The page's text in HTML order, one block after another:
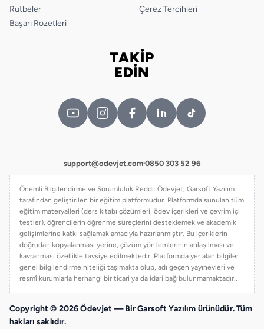
Rütbeler
Başarı Rozetleri
Çerez Tercihleri
TAKİP
EDİN
support@odevjet.com·0850 303 52 96
Önemli Bilgilendirme ve Sorumluluk Reddi: Ödevjet, Garsoft Yazılım
tarafından geliştirilen bir eğitim platformudur. Platformda sunulan tüm
eğitim materyalleri (ders kitabı çözümleri, ödev içerikleri ve çevrim içi
testler), öğrencilerin öğrenme süreçlerini desteklemek ve akademik
gelişimlerine katkı sağlamak amacıyla hazırlanmıştır. Bu içeriklerin
doğrudan kopyalanması yerine, çözüm yöntemlerinin anlaşılması ve
kavranması özellikle tavsiye edilmektedir. Platformda yer alan bilgiler
genel bilgilendirme niteliği taşımakta olup, adı geçen yayınevleri ve
resmî kurumlarla herhangi bir ticari ya da idari bağ bulunmamaktadır..
Copyright © 2026 Ödevjet — Bir Garsoft Yazılım ürünüdür. Tüm
hakları saklıdır.